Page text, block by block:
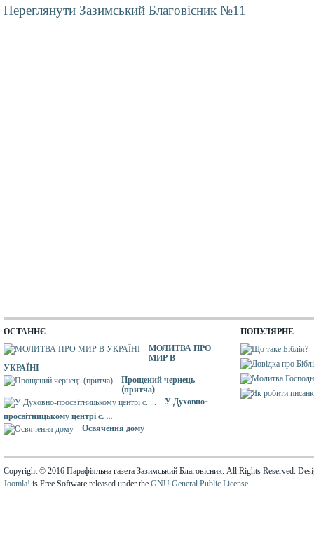
Переглянути Зазимський Благовісник №11
ОСТАННЄ
МОЛИТВА ПРО
МИР В
УКРАЇНІ
Прощений чернець
(притча)
У Духовно-
просвітницькому центрі с. ...
Освячення дому
ПОПУЛЯРНЕ
Copyright © 2016 Парафіяльна газета Зазимський Благовісник. All Rights Reserved.
Joomla! is Free Software released under the GNU General Public License.